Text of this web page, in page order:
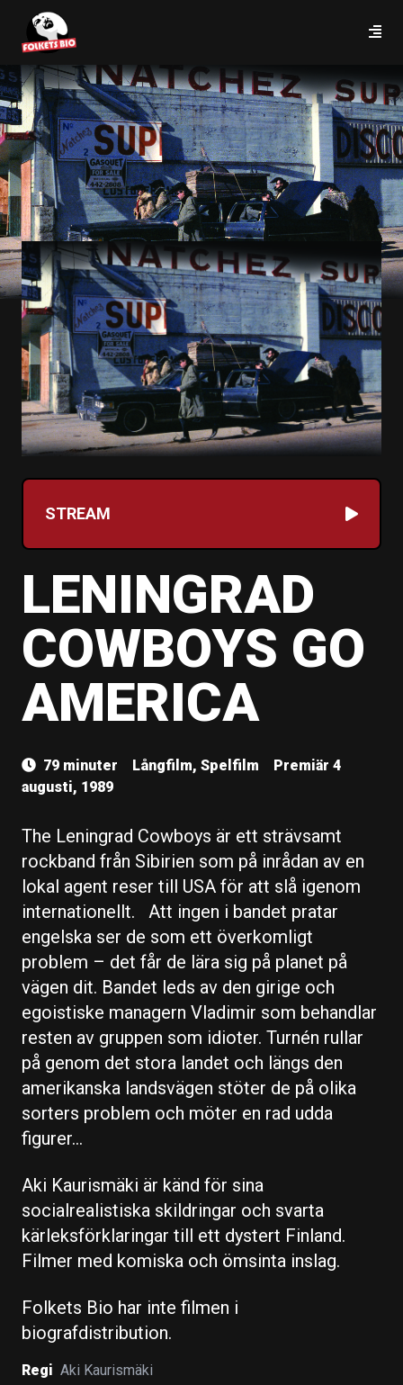
STREAM
LENINGRAD
COWBOYS GO
AMERICA
79 minuter Långfilm, Spelfilm
Premiär 4
augusti, 1989
The Leningrad Cowboys är ett strävsamt
rockband från Sibirien som på inrådan av en
lokal agent reser till USA för att slå igenom
internationellt. Att ingen i bandet pratar
engelska ser de som ett överkomligt
problem – det får de lära sig på planet på
vägen dit. Bandet leds av den girige och
egoistiske managern Vladimir som behandlar
resten av gruppen som idioter. Turnén rullar
på genom det stora landet och längs den
amerikanska landsvägen stöter de på olika
sorters problem och möter en rad udda
figurer…
Aki Kaurismäki är känd för sina
socialrealistiska skildringar och svarta
kärleksförklaringar till ett dystert Finland.
Filmer med komiska och ömsinta inslag.
Folkets Bio har inte filmen i
biografdistribution.
Regi Aki Kaurismäki